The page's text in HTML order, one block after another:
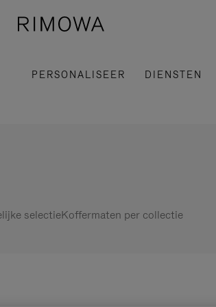
PERSONALISEER DIENSTEN
selectieKoffermaten per collectie